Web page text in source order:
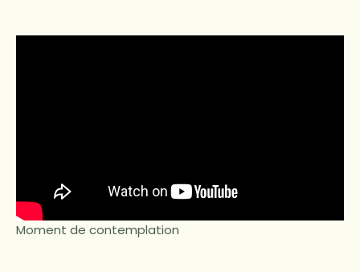
Moment de contemplation